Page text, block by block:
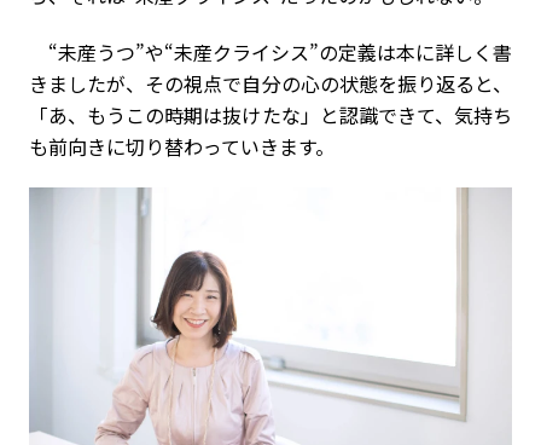
“未産うつ”や“未産クライシス”の定義は本に詳しく書
きましたが、その視点で自分の心の状態を振り返ると、
「あ、もうこの時期は抜けたな」と認識できて、気持ち
も前向きに切り替わっていきます。